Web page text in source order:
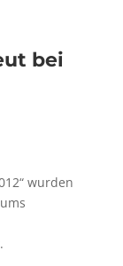
bei
wurden